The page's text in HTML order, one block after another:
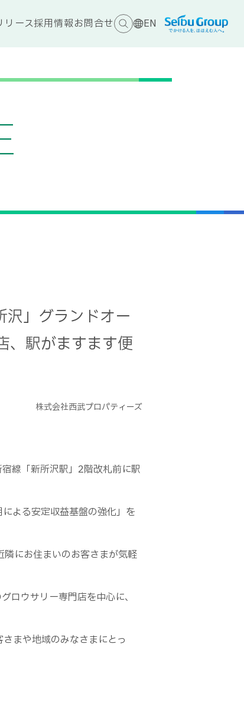
リース採用情報お問合せ EN
」グランドオー
、駅がますます便
株式会社西武プロパティーズ
線「新所沢駅」2階改札前に駅
よる安定収益基盤の強化」を
にお住まいのお客さまが気軽
ウサリー専門店を中心に、
まや地域のみなさまにとっ